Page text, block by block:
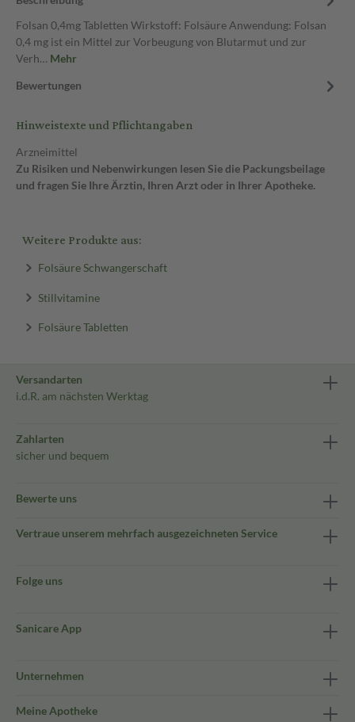
Folsan 0,4mg Tabletten Wirkstoff: Folsäure Anwendung: Folsan
0,4 mg ist ein Mittel zur Vorbeugung von Blutarmut und zur
Verh… Mehr
Bewertungen
Hinweistexte und Pflichtangaben
Arzneimittel
Zu Risiken und Nebenwirkungen lesen Sie die Packungsbeilage
und fragen Sie Ihre Ärztin, Ihren Arzt oder in Ihrer Apotheke.
Weitere Produkte aus:
Folsäure Schwangerschaft
Stillvitamine
Folsäure Tabletten
Versandarten
i.d.R. am nächsten Werktag
Zahlarten
sicher und bequem
Bewerte uns
Vertraue unserem mehrfach ausgezeichneten Service
Folge uns
Sanicare App
Unternehmen
Meine Apotheke